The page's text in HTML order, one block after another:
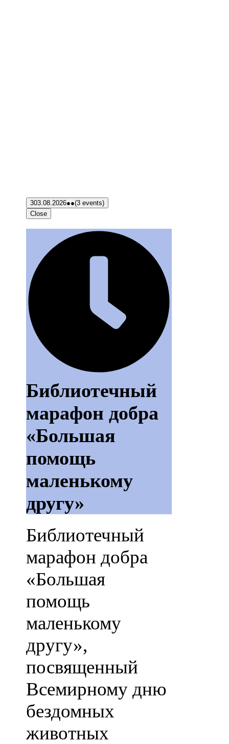
303.08.2026●●(3 events)
Close
Библиотечный
марафон добра
«Большая
помощь
маленькому
другу»
Библиотечный
марафон добра
«Большая
помощь
маленькому
другу»,
посвященный
Всемирному дню
бездомных
животных